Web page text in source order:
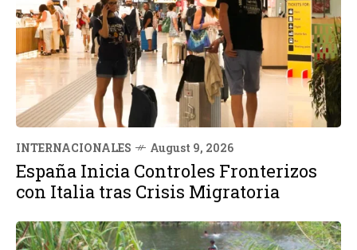
INTERNACIONALES August 9, 2026
España Inicia Controles Fronterizos
con Italia tras Crisis Migratoria